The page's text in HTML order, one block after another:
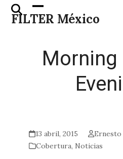
Skip
FILTER México
Open
mobile
Close
mobile
Morning
13 abril, 2015
Ernesto
Cobertura, Noticias